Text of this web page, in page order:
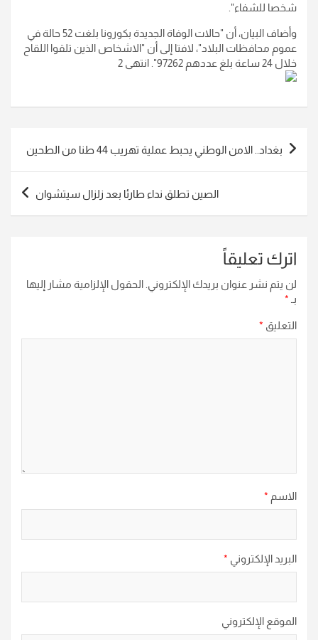
شخصا للشفاء".
وأضاف البيان، أن "حالات الوفاة الجديدة بكورونا بلغت 52 حالة في
عموم محافظات البلاد"، لافتا إلى أن "الاشخاص الذين تلقوا اللقاح
خلال 24 ساعة بلغ عددهم 97262". انتهى 2
تصفّح
المقالات
بغداد.. الامن الوطني يحبط عملية تهريب 44 طنا من الطحين
الصين تطلق نداء طارئا بعد زلزال سيتشوان
اترك تعليقاً
لن يتم نشر عنوان بريدك الإلكتروني. الحقول الإلزامية مشار إليها
بـ *
التعليق *
الاسم *
البريد الإلكتروني *
الموقع الإلكتروني